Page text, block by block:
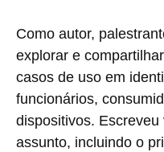
Como autor,
explorar e
casos de uso em
funcionários,
dispositivos.
assunto, incluindo o